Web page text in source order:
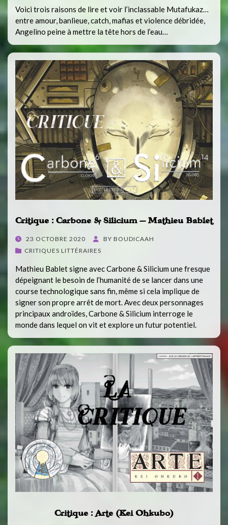
Voici trois raisons de lire et voir l’inclassable Mutafukaz…
entre amour, banlieue, catch, mafias et violence débridée,
Angelino peine à mettre la tête hors de l’eau…
Critique : Carbone & Silicium – Mathieu Bablet
POSTED
ON
23 OCTOBRE 2020 BY BOUDICAAH
CRITIQUES LITTÉRAIRES
Mathieu Bablet signe avec Carbone & Silicium une fresque
dépeignant le besoin de l’humanité de se lancer dans une
course technologique sans fin, même si cela implique de
signer son propre arrêt de mort. Avec deux personnages
principaux androïdes, Carbone & Silicium interroge le
monde dans lequel on vit et explore un futur potentiel.
Critique : Arte (Kei Ohkubo)